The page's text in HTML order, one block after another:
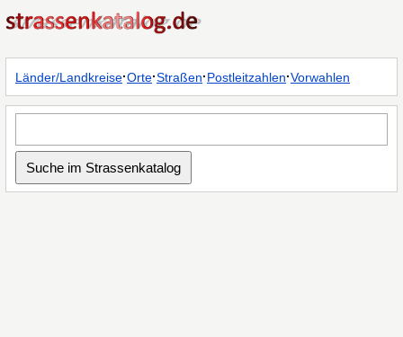
Länder/Landkreise·Orte·Straßen·Postleitzahlen·Vorwahlen